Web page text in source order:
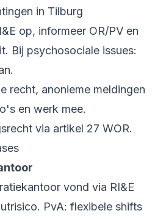
in Tilburg
op, informeer OR/PV en
Bij psychosociale issues:
recht, anonieme meldingen
en werk mee.
via artikel 27 WOR.
vond via RI&E
PvA: flexibele shifts